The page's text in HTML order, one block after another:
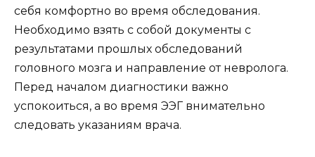
себя комфортно во время обследования.
Необходимо взять с собой документы с
результатами прошлых обследований
головного мозга и направление от невролога.
Перед началом диагностики важно
успокоиться, а во время ЭЭГ внимательно
следовать указаниям врача.